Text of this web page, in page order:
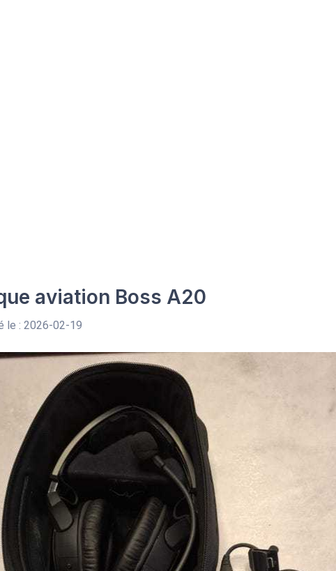
aviation Boss A20
le : 2026-02-19